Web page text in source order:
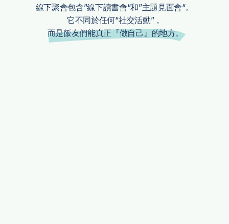
線下聚會包含”線下讀書會“和”主題見面會“。
它不同於任何“社交活動”，
而是飯友們能真正『做自己』的地方。